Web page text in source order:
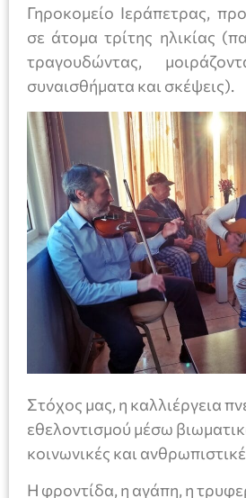
Γηροκομείο Ιεράπετρας,
σε άτομα τρίτης ηλικίας
τραγουδώντας,
συναισθήματα και σκέψεις).
Στόχος μας, η καλλιέργεια
εθελοντισμού μέσω
κοινωνικές και
Η φροντίδα, η αγάπη, η